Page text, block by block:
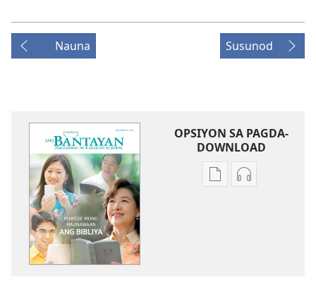
Nauna Susunod
OPSIYON SA PAGDA-
DOWNLOAD
OpsiyonOpsiyon